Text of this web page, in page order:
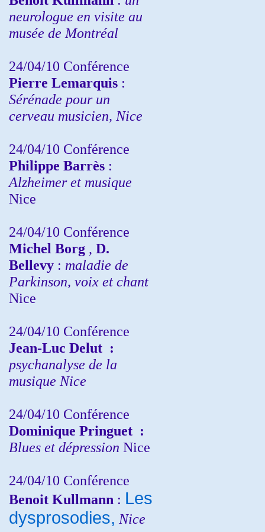
neurologue en visite au
musée de Montréal
24/04/10 Conférence
Pierre Lemarquis :
Sérénade pour un
cerveau musicien, Nice
24/04/10 Conférence
Philippe Barrès :
Alzheimer et musique
Nice
24/04/10 Conférence
Michel Borg , D.
Bellevy : maladie de
Parkinson, voix et chant
Nice
24/04/10 Conférence
Jean-Luc Delut :
psychanalyse de la
musique Nice
24/04/10 Conférence
Dominique Pringuet :
Blues et dépression Nice
24/04/10 Conférence
Benoit Kullmann : Les
dysprosodies, Nice